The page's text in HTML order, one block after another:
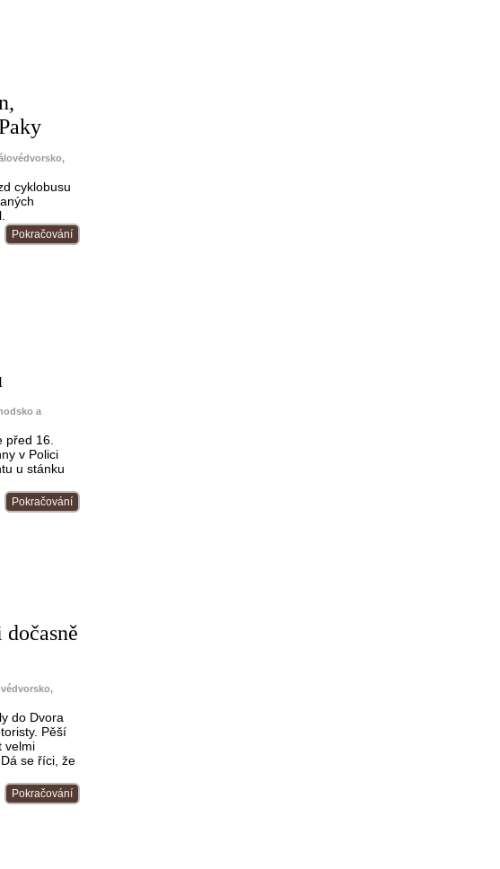
cyklobusu
Pokračování
a
před 16.
v Polici
u stánku
Pokračování
do Dvora
Pěší
velmi
se říci, že
Pokračování